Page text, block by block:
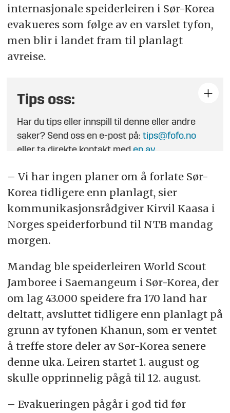
internasjonale speiderleiren i Sør-Korea
evakueres som følge av en varslet tyfon,
men blir i landet fram til planlagt
avreise.
Tips oss:
Har du tips eller innspill til denne eller andre
saker? Send oss en e-post på:tips@fofo.no
eller ta direkte kontakt med en av
– Vi har ingen planer om å forlate Sør-
Korea tidligere enn planlagt, sier
kommunikasjonsrådgiver Kirvil Kaasa i
Norges speiderforbund til NTB mandag
morgen.
Mandag ble speiderleiren World Scout
Jamboree i Saemangeum i Sør-Korea, der
om lag 43.000 speidere fra 170 land har
deltatt, avsluttet tidligere enn planlagt på
grunn av tyfonen Khanun, som er ventet
å treffe store deler av Sør-Korea senere
denne uka. Leiren startet 1. august og
skulle opprinnelig pågå til 12. august.
– Evakueringen pågår i god tid før